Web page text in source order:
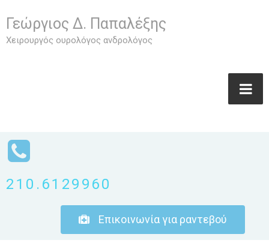
Γεώργιος Δ. Παπαλέξης
Χειρουργός ουρολόγος ανδρολόγος
210.6129960
Επικοινωνία για ραντεβού